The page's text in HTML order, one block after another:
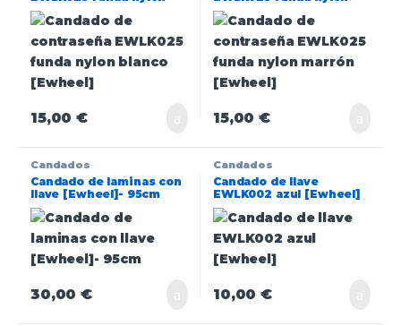
blanco [Ewheel]
15,00€
marrón [Ewheel]
15,00€
Candados
Candado de laminas con
llave [Ewheel]- 95cm
30,00€
Candados
Candado de llave
EWLK002 azul [Ewheel]
10,00€